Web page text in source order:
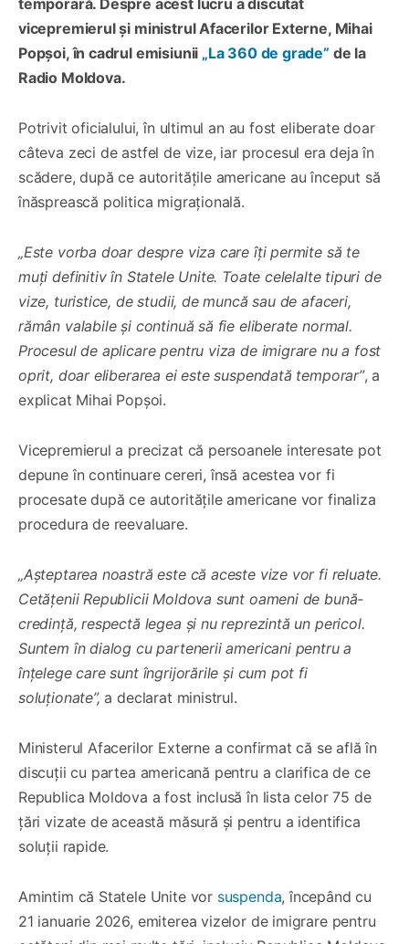
vicepremierul și ministrul Afacerilor Externe, Mihai
Popșoi, în cadrul emisiunii „La 360 de grade” de la
Radio Moldova.
Potrivit oficialului, în ultimul an au fost eliberate doar
câteva zeci de astfel de vize, iar procesul era deja în
scădere, după ce autoritățile americane au început să
înăsprească politica migrațională.
„Este vorba doar despre viza care îți permite să te
muți definitiv în Statele Unite. Toate celelalte tipuri de
vize, turistice, de studii, de muncă sau de afaceri,
rămân valabile și continuă să fie eliberate normal.
Procesul de aplicare pentru viza de imigrare nu a fost
oprit, doar eliberarea ei este suspendată temporar”, a
explicat Mihai Popșoi.
Vicepremierul a precizat că persoanele interesate pot
depune în continuare cereri, însă acestea vor fi
procesate după ce autoritățile americane vor finaliza
procedura de reevaluare.
„Așteptarea noastră este că aceste vize vor fi reluate.
Cetățenii Republicii Moldova sunt oameni de bună-
credință, respectă legea și nu reprezintă un pericol.
Suntem în dialog cu partenerii americani pentru a
înțelege care sunt îngrijorările și cum pot fi
soluționate”, a declarat ministrul.
Ministerul Afacerilor Externe a confirmat că se află în
discuții cu partea americană pentru a clarifica de ce
Republica Moldova a fost inclusă în lista celor 75 de
țări vizate de această măsură și pentru a identifica
soluții rapide.
Amintim că Statele Unite vor suspenda, începând cu
21 ianuarie 2026, emiterea vizelor de imigrare pentru